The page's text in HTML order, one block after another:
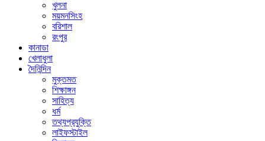
খুলনা
ময়মনসিংহ
বরিশাল
রংপুর
কানাডা
খেলাধুলা
দৈনিন্দিন
মুক্তমত
শিক্ষাঙ্গন
সাহিত্য
ধর্ম
তথ্যপ্রযুক্তি
লাইফস্টাইল